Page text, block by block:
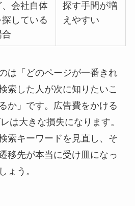
、会社自体
探している
合
探す手間が増
えやすい
は「どのページが一番きれ
索した人が次に知りたいこ
か」です。広告費をかける
は大きな損失になります。
索キーワードを見直し、そ
移先が本当に受け皿になっ
ょう。